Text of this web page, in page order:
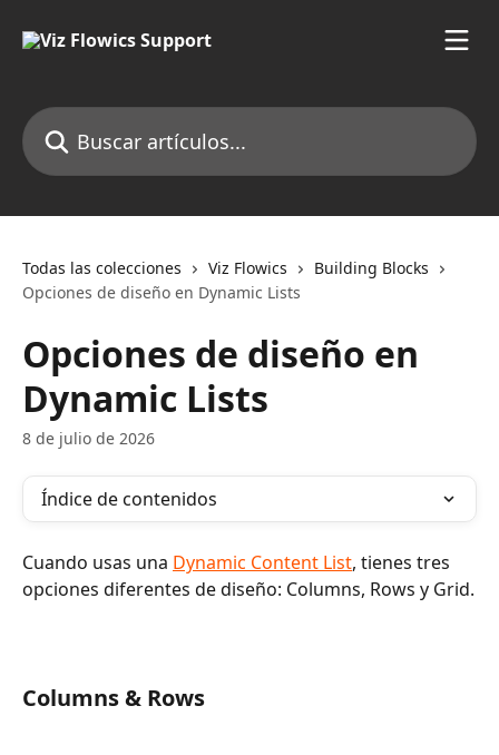
Buscar artículos...
Todas las colecciones Viz Flowics
Building Blocks
Opciones de diseño en Dynamic Lists
Opciones de diseño en
Dynamic Lists
8 de julio de 2026
Índice de contenidos
Cuando usas una Dynamic Content List, tienes tres
opciones diferentes de diseño: Columns, Rows y Grid.
Columns & Rows